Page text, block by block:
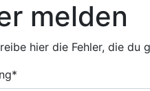
melden
hier die Fehler, die du
*